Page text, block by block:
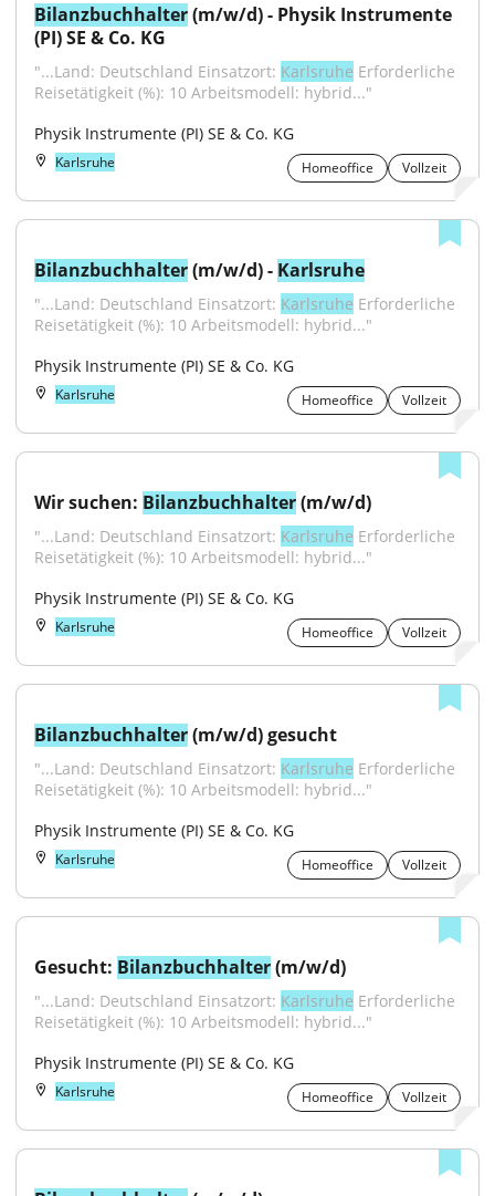
Bilanzbuchhalter (m/w/d) - Physik Instrumente
(PI) SE & Co. KG
"...Land: Deutschland Einsatzort: Karlsruhe Erforderliche
Reisetätigkeit (%): 10 Arbeitsmodell: hybrid..."
Physik Instrumente (PI) SE & Co. KG
Karlsruhe Homeoffice Vollzeit
Bilanzbuchhalter (m/w/d) - Karlsruhe
"...Land: Deutschland Einsatzort: Karlsruhe Erforderliche
Reisetätigkeit (%): 10 Arbeitsmodell: hybrid..."
Physik Instrumente (PI) SE & Co. KG
Karlsruhe Homeoffice Vollzeit
Wir suchen: Bilanzbuchhalter (m/w/d)
"...Land: Deutschland Einsatzort: Karlsruhe Erforderliche
Reisetätigkeit (%): 10 Arbeitsmodell: hybrid..."
Physik Instrumente (PI) SE & Co. KG
Karlsruhe Homeoffice Vollzeit
Bilanzbuchhalter (m/w/d) gesucht
"...Land: Deutschland Einsatzort: Karlsruhe Erforderliche
Reisetätigkeit (%): 10 Arbeitsmodell: hybrid..."
Physik Instrumente (PI) SE & Co. KG
Karlsruhe Homeoffice Vollzeit
Gesucht: Bilanzbuchhalter (m/w/d)
"...Land: Deutschland Einsatzort: Karlsruhe Erforderliche
Reisetätigkeit (%): 10 Arbeitsmodell: hybrid..."
Physik Instrumente (PI) SE & Co. KG
Karlsruhe Homeoffice Vollzeit